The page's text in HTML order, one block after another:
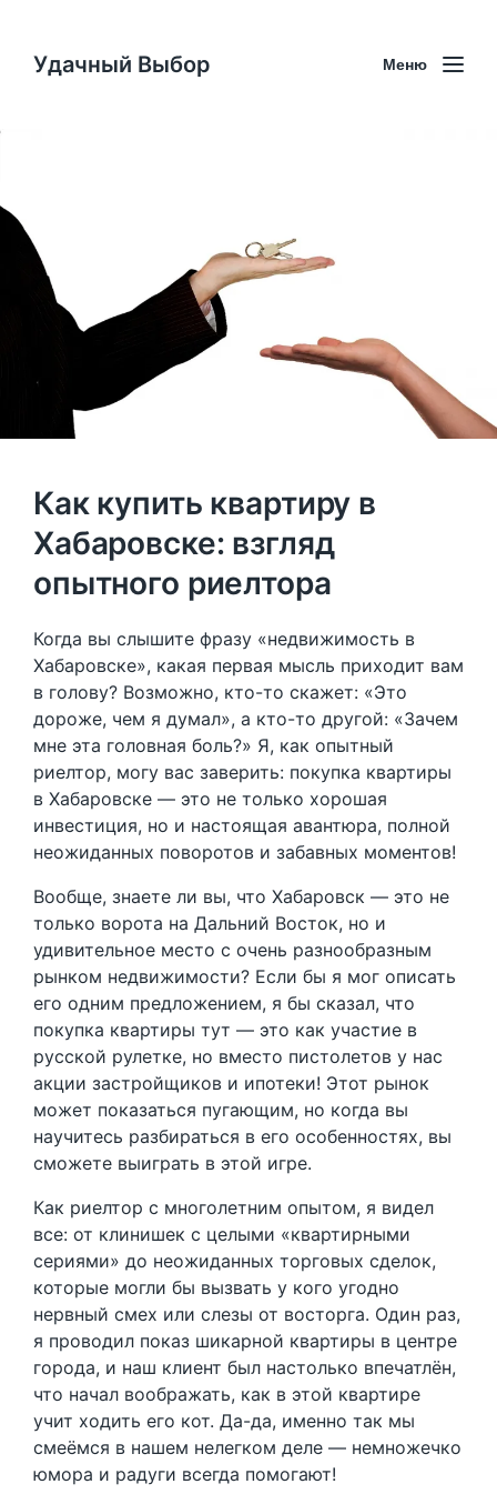
Удачный Выбор Меню
Как купить квартиру в
Хабаровске: взгляд
опытного риелтора
Когда вы слышите фразу «недвижимость в
Хабаровске», какая первая мысль приходит вам
в голову? Возможно, кто-то скажет: «Это
дороже, чем я думал», а кто-то другой: «Зачем
мне эта головная боль?» Я, как опытный
риелтор, могу вас заверить: покупка квартиры
в Хабаровске — это не только хорошая
инвестиция, но и настоящая авантюра, полной
неожиданных поворотов и забавных моментов!
Вообще, знаете ли вы, что Хабаровск — это не
только ворота на Дальний Восток, но и
удивительное место с очень разнообразным
рынком недвижимости? Если бы я мог описать
его одним предложением, я бы сказал, что
покупка квартиры тут — это как участие в
русской рулетке, но вместо пистолетов у нас
акции застройщиков и ипотеки! Этот рынок
может показаться пугающим, но когда вы
научитесь разбираться в его особенностях, вы
сможете выиграть в этой игре.
Как риелтор с многолетним опытом, я видел
все: от клинишек с целыми «квартирными
сериями» до неожиданных торговых сделок,
которые могли бы вызвать у кого угодно
нервный смех или слезы от восторга. Один раз,
я проводил показ шикарной квартиры в центре
города, и наш клиент был настолько впечатлён,
что начал воображать, как в этой квартире
учит ходить его кот. Да-да, именно так мы
смеёмся в нашем нелегком деле — немножечко
юмора и радуги всегда помогают!